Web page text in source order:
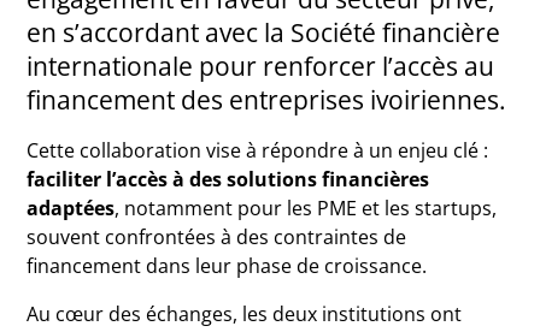
en s’accordant avec la Société financière
internationale pour renforcer l’accès au
financement des entreprises ivoiriennes.
Cette collaboration vise à répondre à un enjeu clé :
faciliter l’accès à des solutions financières
adaptées, notamment pour les PME et les startups,
souvent confrontées à des contraintes de
financement dans leur phase de croissance.
Au cœur des échanges, les deux institutions ont